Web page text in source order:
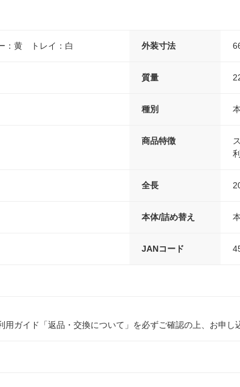
：黄 トレイ：白 外装寸法
質量
種別
商品特徴
全長
本体/詰め替え
JANコード
用ガイド「返品・交換について」を必ずご確認の上、お申し